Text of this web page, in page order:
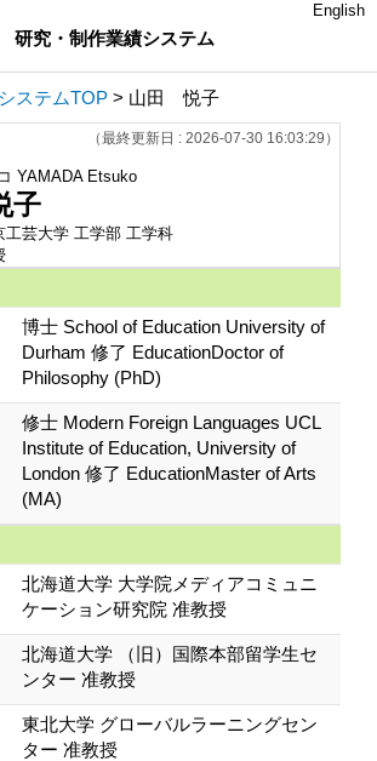
研究・制作業績システム
English
ステムTOP > 山田 悦子
（最終更新日 : 2026-07-30 16:03:29）
YAMADA Etsuko
子
工芸大学 工学部 工学科
博士 School of Education University of
Durham 修了 EducationDoctor of
Philosophy (PhD)
修士 Modern Foreign Languages UCL
Institute of Education, University of
London 修了 EducationMaster of Arts
(MA)
北海道大学 大学院メディアコミュニ
ケーション研究院 准教授
北海道大学 （旧）国際本部留学生セ
ンター 准教授
東北大学 グローバルラーニングセン
ター 准教授